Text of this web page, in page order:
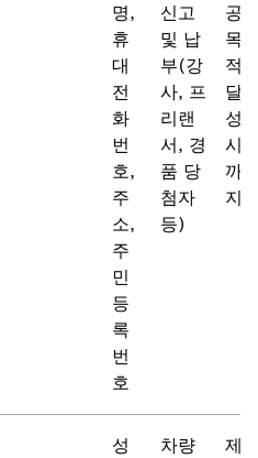
명,
휴
대
전
화
번
호,
주
소,
주
민
등
록
번
호
신고
및 납
부(강
사, 프
리랜
서, 경
품 당
첨자
등)
공
목
적
달
성
시
까
지
성
차량
제